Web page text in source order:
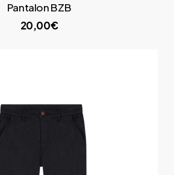
Pantalon BZB
20,00€